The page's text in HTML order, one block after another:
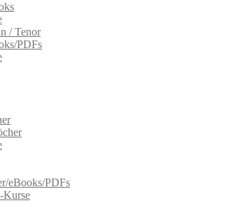
/ Tenor
PDFs
eBooks/PDFs
Kurse